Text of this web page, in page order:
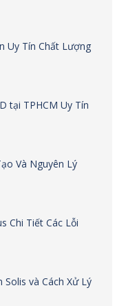
Uy Tín Chất Lượng
tại TPHCM Uy Tín
Và Nguyên Lý
Chi Tiết Các Lỗi
và Cách Xử Lý